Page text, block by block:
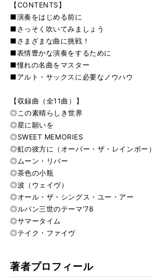
【CONTENTS】
■演奏をはじめる前に
■さっそく吹いてみましょう
■さまざまな曲に挑戦！
■表情豊かな演奏をするために
■憧れの名曲をマスター
■アルト・サックスに必要なノウハウ
【収録曲（全11曲）】
◎この素晴らしき世界
◎星に願いを
◎SWEET MEMORIES
◎虹の彼方に（オーバー・ザ・レインボー）
◎ムーン・リバー
◎茶色の小瓶
◎波（ウェイヴ）
◎オール・ザ・シングス・ユー・アー
◎ルパン三世のテーマ'78
◎サマータイム
◎テイク・ファイヴ
著者プロフィール